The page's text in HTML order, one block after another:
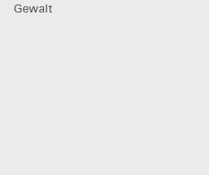
Gewalt